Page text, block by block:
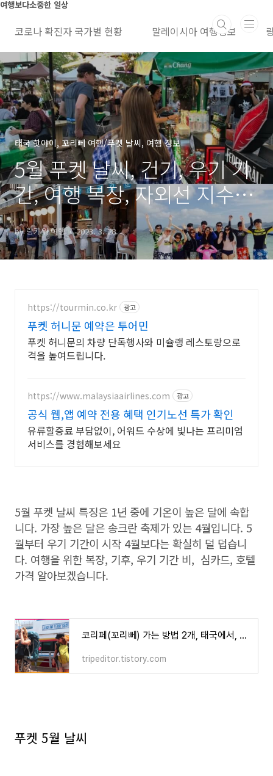
본문 바로가기
여행보다소중한 일상
코로나 확진자 국가별 현황 말레이시아 여행정보
태국 핫야이, 꼬리뻬 여행/푸켓 날씨, 여행 정보
5월 푸켓 날씨, 건기, 우기 기
간, 여행 복장, 자외선 지수,
심카드, 호텔 가격
by 랑카위 여행 2023. 3. 28.
https://tourmin.co.kr 광고
푸켓 허니문 예약은 투어민
푸켓 허니문의 차량 단독행사와 미슐랭 레스토랑으로
격을 높여드립니다.
https://www.malaysiaairlines.com 광고
공식 웹,앱 예약 전용 혜택 인기노선 특가 확인
유류할증료 부담없이, 어워드 수상에 빛나는 프리미엄
서비스를 경험해보세요
5월 푸켓 날씨 특징은 1년 중에 기온이 높은 달에 속합
니다. 가장 높은 달은 송크란 축제가 있는 4월입니다. 5
월부터 우기 기간이 시작 4월보다는 확실히 덜 덥습니
다. 여행을 위한 복장, 기후, 우기 기간 비, 심카드, 호텔
가격 알아보겠습니다.
코리페(꼬리뻬) 가는 방법 2개, 태국에서, 말레이시아에서 비용, esim 정보
tripeditor.tistory.com
푸켓 5월 날씨